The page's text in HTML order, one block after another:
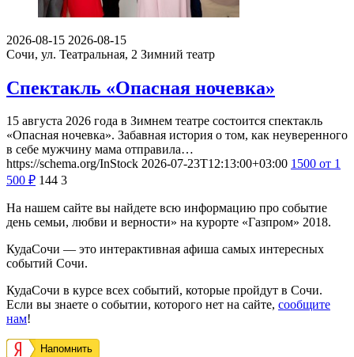
2026-08-15 2026-08-15
Сочи, ул. Театральная, 2 Зимний театр
Спектакль «Опасная ночевка»
15 августа 2026 года в Зимнем театре состоится спектакль
«Опасная ночевка». Забавная история о том, как неуверенного
в себе мужчину мама отправила…
https://schema.org/InStock 2026-07-23T12:13:00+03:00 1500 от 1
500 ₽ 144 3
На нашем сайте вы найдете всю информацию про событие
день семьи, любви и верности» на курорте «Газпром» 2018.
КудаСочи — это интерактивная афиша самых интересных
событий Сочи.
КудаСочи в курсе всех событий, которые пройдут в Сочи.
Если вы знаете о событии, которого нет на сайте, сообщите
нам!
Напомнить